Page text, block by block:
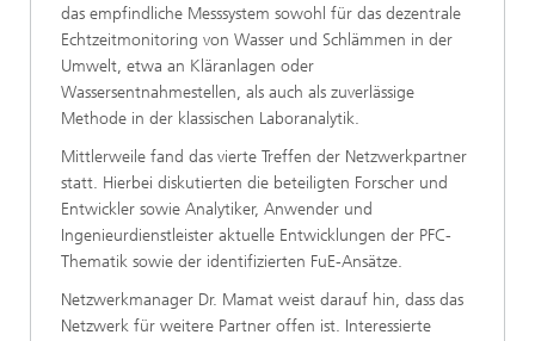
das empfindliche Messsystem sowohl für das dezentrale
Echtzeitmonitoring von Wasser und Schlämmen in der
Umwelt, etwa an Kläranlagen oder
Wassersentnahmestellen, als auch als zuverlässige
Methode in der klassischen Laboranalytik.
Mittlerweile fand das vierte Treffen der Netzwerkpartner
statt. Hierbei diskutierten die beteiligten Forscher und
Entwickler sowie Analytiker, Anwender und
Ingenieurdienstleister aktuelle Entwicklungen der PFC-
Thematik sowie der identifizierten FuE-Ansätze.
Netzwerkmanager Dr. Mamat weist darauf hin, dass das
Netzwerk für weitere Partner offen ist. Interessierte